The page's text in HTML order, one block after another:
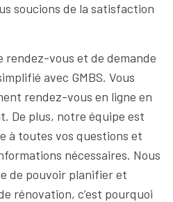
soucions de la satisfaction
rendez-vous et de demande
avec GMBS. Vous
rendez-vous en ligne en
De plus, notre équipe est
à toutes vos questions et
nécessaires. Nous
de pouvoir planifier et
rénovation, c’est pourquoi